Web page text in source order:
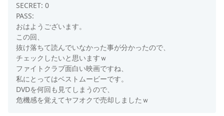
SECRET: 0
PASS:
おはようございます。
この回、
抜け落ちて読んでいなかった事が分かったので、
チェックしたいと思いますｗ
ファイトクラブ面白い映画ですね、
私にとってはベストムービーです。
DVDを何回も見てしまうので、
危機感を覚えてヤフオクで売却しましたｗ